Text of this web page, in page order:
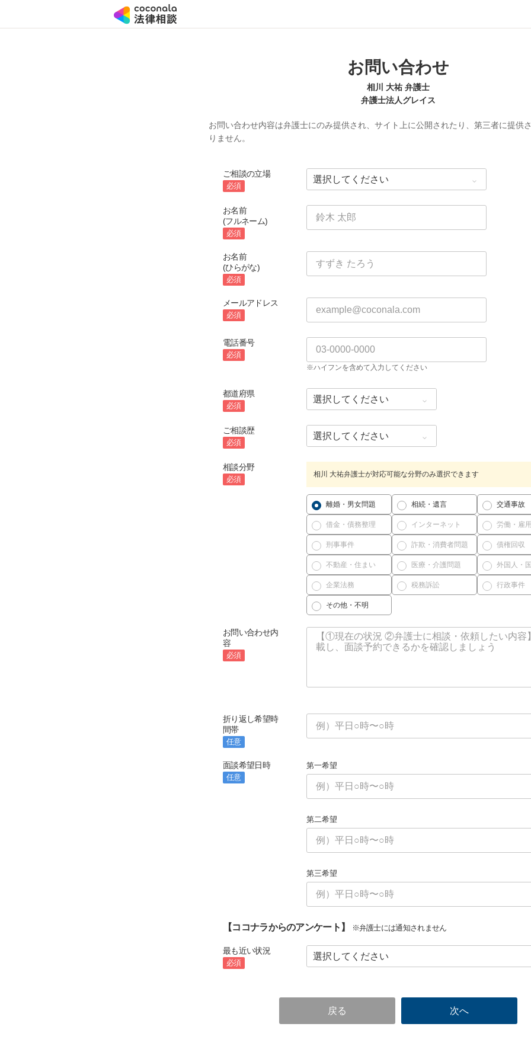
お問い合わせ
相川 大祐 弁護士
弁護士法人グレイス
お問い合わせ内容は弁護士にのみ提供され、サイト上に公開されたり、第三者に提供
りません。
ご相談の立場
必須
お名前
(フルネーム)
必須
お名前
(ひらがな)
必須
メールアドレス
必須
電話番号
必須
※ハイフンを含めて入力してください
都道府県
必須
ご相談歴
必須
相談分野
必須
相川 大祐弁護士が対応可能な分野のみ選択できます
離婚・男女問題 相続・遺言 交通事故
借金・債務整理 インターネット 労働・雇
刑事事件 詐欺・消費者問題 債権回収
不動産・住まい 医療・介護問題 外国人・
企業法務 税務訴訟 行政事件
その他・不明
お問い合わせ内
容
必須
折り返し希望時
間帯
任意
面談希望日時
任意
第一希望
第二希望
第三希望
【ココナラからのアンケート】 ※弁護士には通知されません
最も近い状況
必須